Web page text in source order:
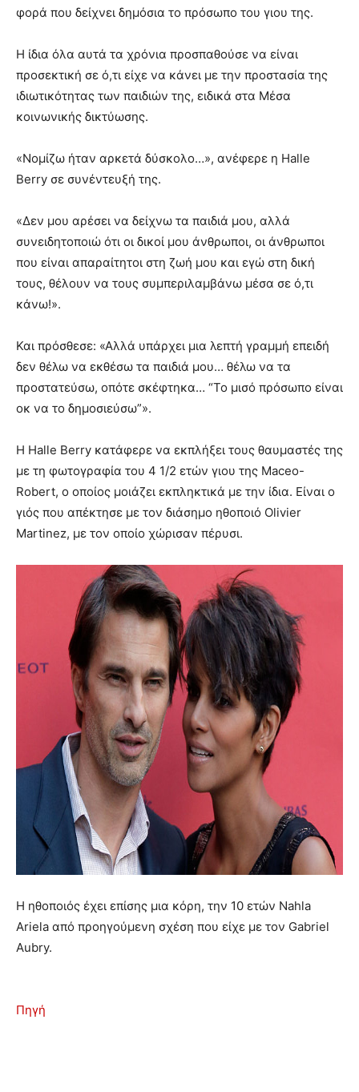
φορά που δείχνει δημόσια το πρόσωπο του γιου της.
Η ίδια όλα αυτά τα χρόνια προσπαθούσε να είναι
προσεκτική σε ό,τι είχε να κάνει με την προστασία της
ιδιωτικότητας των παιδιών της, ειδικά στα Μέσα
κοινωνικής δικτύωσης.
«Νομίζω ήταν αρκετά δύσκολο…», ανέφερε η Halle
Berry σε συνέντευξή της.
«Δεν μου αρέσει να δείχνω τα παιδιά μου, αλλά
συνειδητοποιώ ότι οι δικοί μου άνθρωποι, οι άνθρωποι
που είναι απαραίτητοι στη ζωή μου και εγώ στη δική
τους, θέλουν να τους συμπεριλαμβάνω μέσα σε ό,τι
κάνω!».
Και πρόσθεσε: «Αλλά υπάρχει μια λεπτή γραμμή επειδή
δεν θέλω να εκθέσω τα παιδιά μου… θέλω να τα
προστατεύσω, οπότε σκέφτηκα… “Το μισό πρόσωπο είναι
οκ να το δημοσιεύσω”».
Η Halle Berry κατάφερε να εκπλήξει τους θαυμαστές της
με τη φωτογραφία του 4 1/2 ετών γιου της Maceo-
Robert, ο οποίος μοιάζει εκπληκτικά με την ίδια. Είναι ο
γιός που απέκτησε με τον διάσημο ηθοποιό Olivier
Martinez, με τον οποίο χώρισαν πέρυσι.
Η ηθοποιός έχει επίσης μια κόρη, την 10 ετών Nahla
Ariela από προηγούμενη σχέση που είχε με τον Gabriel
Aubry.
Πηγή